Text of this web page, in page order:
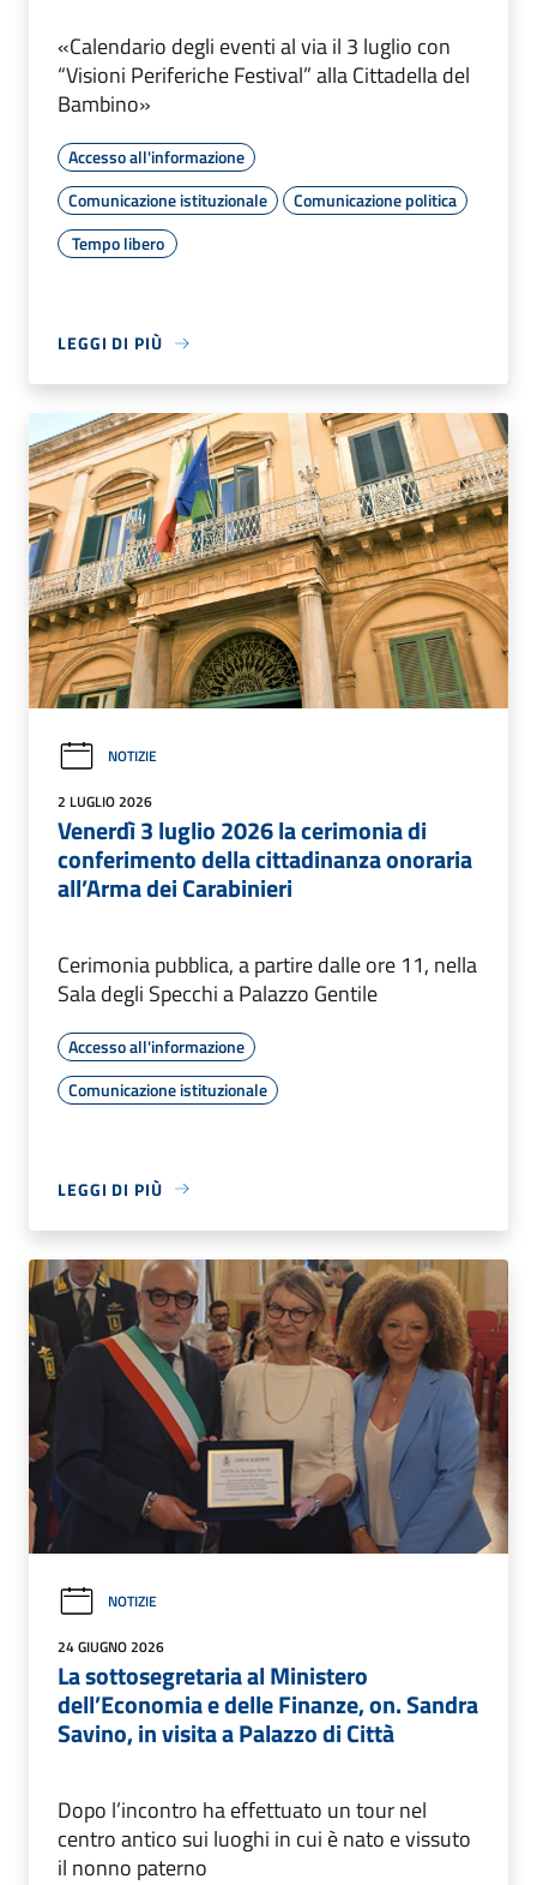
«Calendario degli eventi al via il 3 luglio con
“Visioni Periferiche Festival” alla Cittadella del
Bambino»
Accesso all'informazione
Comunicazione istituzionale
Comunicazione politica
Tempo libero
LEGGI DI PIÙ
NOTIZIE
2 LUGLIO 2026
Venerdì 3 luglio 2026 la cerimonia di
conferimento della cittadinanza onoraria
all’Arma dei Carabinieri
Cerimonia pubblica, a partire dalle ore 11, nella
Sala degli Specchi a Palazzo Gentile
Accesso all'informazione
Comunicazione istituzionale
LEGGI DI PIÙ
NOTIZIE
24 GIUGNO 2026
La sottosegretaria al Ministero
dell’Economia e delle Finanze, on. Sandra
Savino, in visita a Palazzo di Città
Dopo l’incontro ha effettuato un tour nel
centro antico sui luoghi in cui è nato e vissuto
il nonno paterno